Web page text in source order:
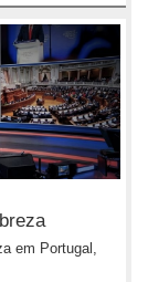
em Portugal,